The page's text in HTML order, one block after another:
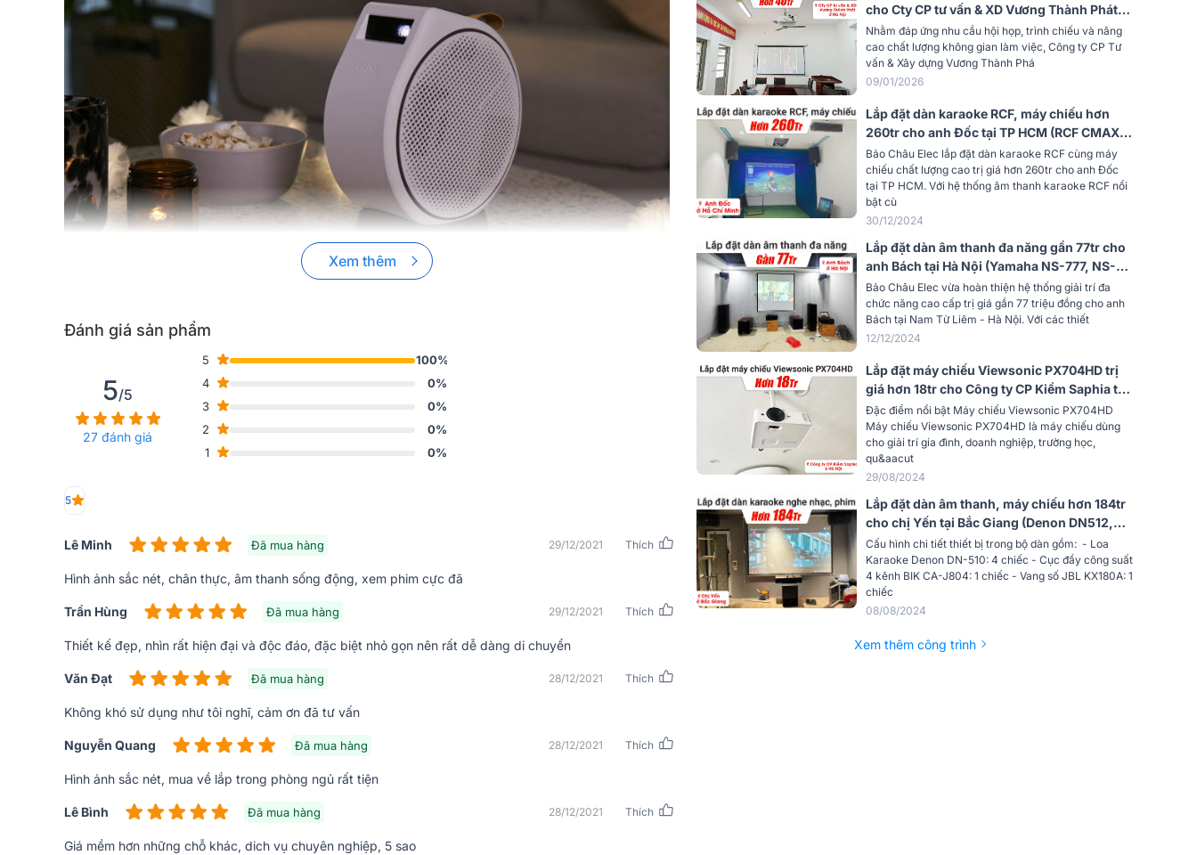
Xem thêm
Đánh giá sản phẩm
5/5
27 đánh giá
5
100%
4
0%
3
0%
2
0%
1
0%
5
Lê Minh Đã mua hàng 29/12/2021 Thích
Hình ảnh sắc nét, chân thực, âm thanh sống động, xem phim cực đã
Trần Hùng Đã mua hàng 29/12/2021 Thích
Thiết kế đẹp, nhìn rất hiện đại và độc đáo, đặc biệt nhỏ gọn nên rất dễ dàng di chuyển
Văn Đạt Đã mua hàng 28/12/2021 Thích
Không khó sử dụng như tôi nghĩ, cảm ơn đã tư vấn
Nguyễn Quang Đã mua hàng 28/12/2021 Thích
Hình ảnh sắc nét, mua về lắp trong phòng ngủ rất tiện
Lê Bình Đã mua hàng 28/12/2021 Thích
Giá mềm hơn những chỗ khác, dich vụ chuyên nghiệp, 5 sao
Độ phủ Rec.709 97%
Tỷ lệ khung hình gốc Native 16
Tuổi thọ nguồn sáng
(Normal/Eco/SmartEco)
20,000/30,000 hrs (Normal/Eco)
Tỷ lệ chiếu hình 1.2 (37.6" @ 3.3 ft)
Điều chỉnh Keystone
1D keystone (Auto Vertical ± 40
Degrees)
Độ lệch chiếu
100% ± 5%
Kích thước chiếu (Lấy
nét rõ ràng / Mức độ tối
đa)
30"~100"
Hệ thống 2.1, 2 x midrange tweeter
4W và 1 woofer 8W
Hỗ trợ độ phân giải
VGA (640 x 480) to 4K UHD (3840 x
2160),VGA(640 x 480) to Full
HD(1920 x 1080)
Mức tiêu thụ điện năng
42W / 34W / 29W (Normal / Eco /
Low Power)
Nguồn cấp
AC 100 to 240 V, 50/60 Hz
Kích thước (W x H x D)
4.7 x 7.7 x 7.3 inches (120 x 196 x
cho Cty CP tư vấn & XD Vương Thành Phát
tại Hà Nội (ITC T-776P, T-60DTB, MW560C,
…)
Nhằm đáp ứng nhu cầu hội họp, trình chiếu và nâng
cao chất lượng không gian làm việc, Công ty CP Tư
vấn & Xây dựng Vương Thành Phá
09/01/2026
Lắp đặt dàn karaoke RCF, máy chiếu hơn
260tr cho anh Đốc tại TP HCM (RCF CMAX
4112, IPS 2.5K, BPC-R500, S15, BS9800,
M8...)
Bảo Châu Elec lắp đặt dàn karaoke RCF cùng máy
chiếu chất lượng cao trị giá hơn 260tr cho anh Đốc
tại TP HCM. Với hệ thống âm thanh karaoke RCF nổi
bật cù
30/12/2024
Lắp đặt dàn âm thanh đa năng gần 77tr cho
anh Bách tại Hà Nội (Yamaha NS-777, NS-
B330, NS-C444, RX-V6A, SW815, BenQ
MX550,…)
Bảo Châu Elec vừa hoàn thiện hệ thống giải trí đa
chức năng cao cấp trị giá gần 77 triệu đồng cho anh
Bách tại Nam Từ Liêm - Hà Nội. Với các thiết
12/12/2024
Lắp đặt máy chiếu Viewsonic PX704HD trị
giá hơn 18tr cho Công ty CP Kiềm Saphia tại
Hà Nội
Đặc điểm nổi bật Máy chiếu Viewsonic PX704HD
Máy chiếu Viewsonic PX704HD là máy chiếu dùng
cho giải trí gia đình, doanh nghiệp, trường học,
qu&aacut
29/08/2024
Lắp đặt dàn âm thanh, máy chiếu hơn 184tr
cho chị Yến tại Bắc Giang (Denon DN512,
CA-J804, KX180A, Sub-15W, BenQ TK700,
…)
Cấu hình chi tiết thiết bị trong bộ dàn gồm: - Loa
Karaoke Denon DN-510: 4 chiếc - Cục đẩy công suất
4 kênh BIK CA-J804: 1 chiếc - Vang số JBL KX180A: 1
chiếc
08/08/2024
Xem thêm công trình